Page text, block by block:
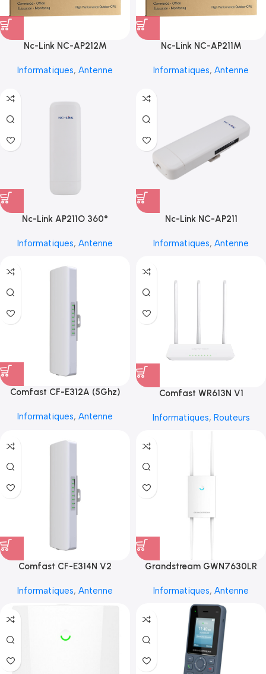
Nc-Link NC-AP212M
Informatiques, Antenne
Nc-Link NC-AP211M
Informatiques, Antenne
Nc-Link AP211O 360°
Informatiques, Antenne
Nc-Link NC-AP211
Informatiques, Antenne
Comfast CF-E312A (5Ghz)
Informatiques, Antenne
Comfast WR613N V1
Informatiques, Routeurs
Comfast CF-E314N V2
Informatiques, Antenne
Grandstream GWN7630LR
Informatiques, Antenne